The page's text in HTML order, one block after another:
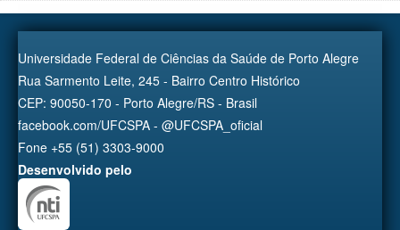
Universidade Federal de Ciências da Saúde de Porto Alegre
Rua Sarmento Leite, 245 - Bairro Centro Histórico
CEP: 90050-170 - Porto Alegre/RS - Brasil
facebook.com/UFCSPA - @UFCSPA_oficial
Fone +55 (51) 3303-9000
Desenvolvido pelo